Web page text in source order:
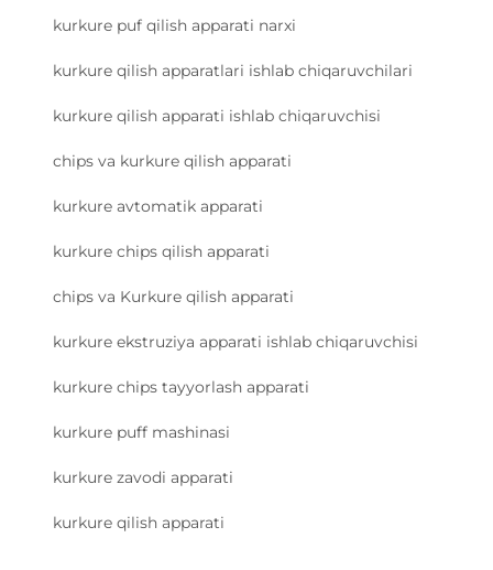
kurkure puf qilish apparati narxi
kurkure qilish apparatlari ishlab chiqaruvchilari
kurkure qilish apparati ishlab chiqaruvchisi
chips va kurkure qilish apparati
kurkure avtomatik apparati
kurkure chips qilish apparati
chips va Kurkure qilish apparati
kurkure ekstruziya apparati ishlab chiqaruvchisi
kurkure chips tayyorlash apparati
kurkure puff mashinasi
kurkure zavodi apparati
kurkure qilish apparati